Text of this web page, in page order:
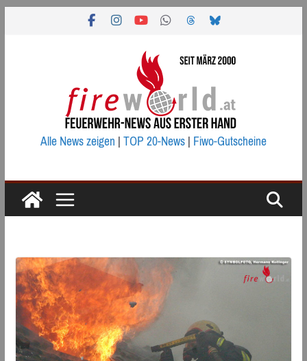
Alle News zeigen|TOP 20-News|Fiwo-Gutscheine